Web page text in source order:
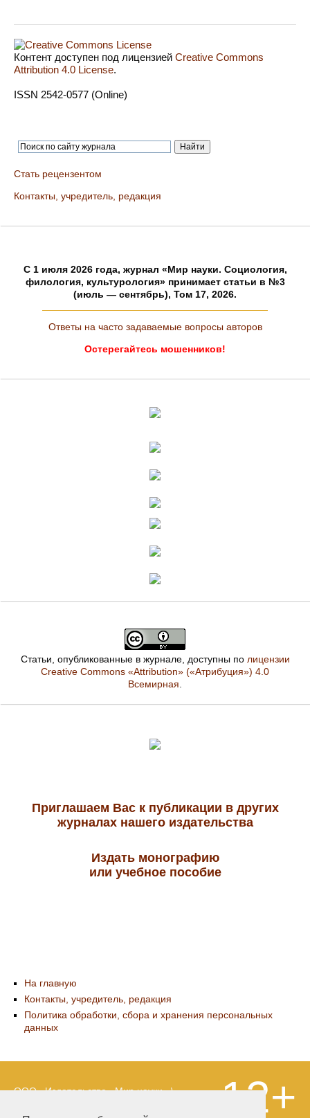
Контент доступен под лицензией Creative Commons
Attribution 4.0 License.
ISSN 2542-0577 (Online)
Стать рецензентом
Контакты, учредитель, редакция
C 1 июля 2026 года, журнал «Мир науки. Социология,
филология, культурология» принимает статьи в №3
(июль — сентябрь), Том 17, 2026.
Ответы на часто задаваемые вопросы авторов
Остерегайтесь мошенников!
Статьи, опубликованные в журнале, доступны по лицензии
Creative Commons «Attribution» («Атрибуция») 4.0
Всемирная
Приглашаем Вас к публикации в других
журналах нашего издательства
Издать монографию
или учебное пособие
На главную
Контакты, учредитель, редакция
Политика обработки, сбора и хранения персональных
данных
ООО «Издательство «Мир науки» \
12+